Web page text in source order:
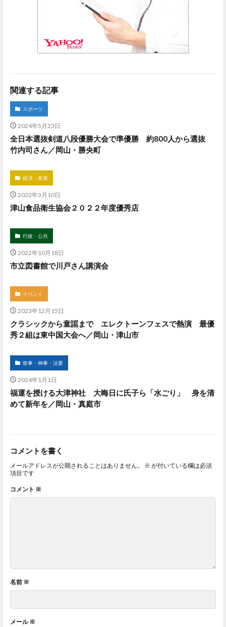
関連する記事
スポーツ
2024年5月23日
全日本選抜剣道八段優勝大会で準優勝 約800人から選抜
竹内司さん／岡山・勝央町
経済・産業
2022年3月10日
津山食品衛生協会２０２２年度優秀店
行政・公共
2022年10月18日
市立図書館で川戸さん講演会
イベント
2023年12月15日
クラシックから童謡まで エレクトーンフェスで熱演 最優
秀２組は東中国大会へ／岡山・津山市
祭事・神事・法要
2024年1月1日
福運を授ける大津神社 大晦日に氏子ら「水ごり」 身を清
めて新年を／岡山・真庭市
コメントを書く
メールアドレスが公開されることはありません。 ※ が付いている欄は必須
項目です
コメント ※
名前 ※
メール※